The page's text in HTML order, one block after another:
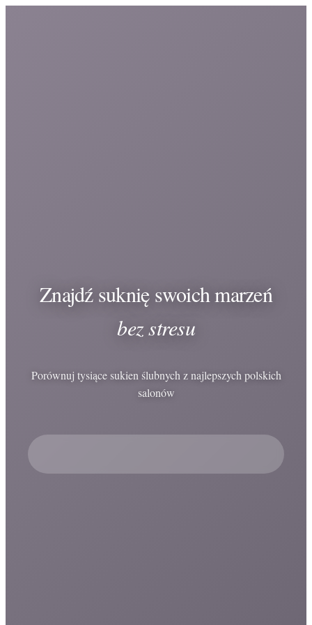
Znajdź suknię swoich marzeń
bez stresu
Porównuj tysiące sukien ślubnych z najlepszych polskich
salonów